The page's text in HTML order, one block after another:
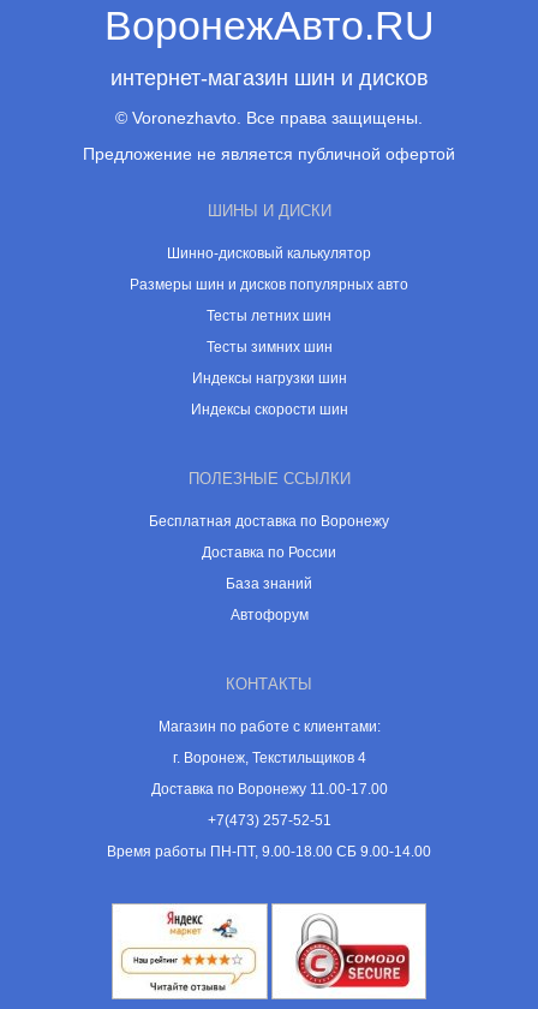
ВоронежАвто.RU
интернет-магазин шин и дисков
© Voronezhavto. Все права защищены.
Предложение не является публичной офертой
ШИНЫ И ДИСКИ
Шинно-дисковый калькулятор
Размеры шин и дисков популярных авто
Тесты летних шин
Тесты зимних шин
Индексы нагрузки шин
Индексы скорости шин
ПОЛЕЗНЫЕ ССЫЛКИ
Бесплатная доставка по Воронежу
Доставка по России
База знаний
Автофорум
КОНТАКТЫ
Магазин по работе с клиентами:
г. Воронеж, Текстильщиков 4
Доставка по Воронежу 11.00-17.00
+7(473) 257-52-51
Время работы ПН-ПТ, 9.00-18.00 СБ 9.00-14.00